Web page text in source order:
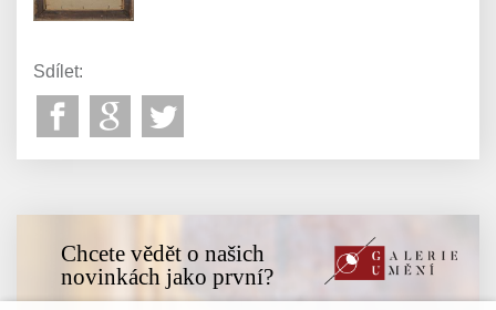
Sdílet:
Chcete vědět o našich
novinkách jako první?